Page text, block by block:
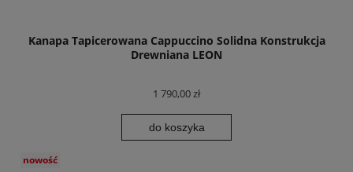
Kanapa Tapicerowana Cappuccino Solidna Konstrukcja
Drewniana LEON
1 790,00 zł
do koszyka
nowość